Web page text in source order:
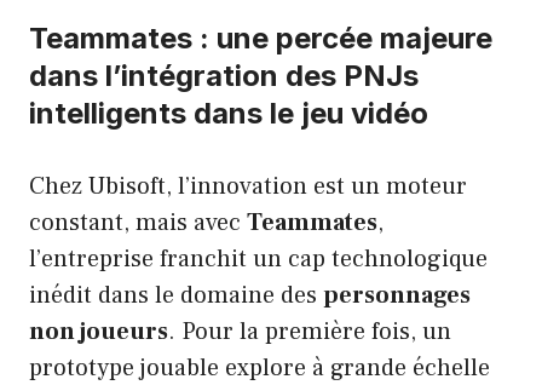
Teammates : une percée majeure
dans l’intégration des PNJs
intelligents dans le jeu vidéo
Chez Ubisoft, l’innovation est un moteur
constant, mais avec Teammates,
l’entreprise franchit un cap technologique
inédit dans le domaine des personnages
non joueurs. Pour la première fois, un
prototype jouable explore à grande échelle